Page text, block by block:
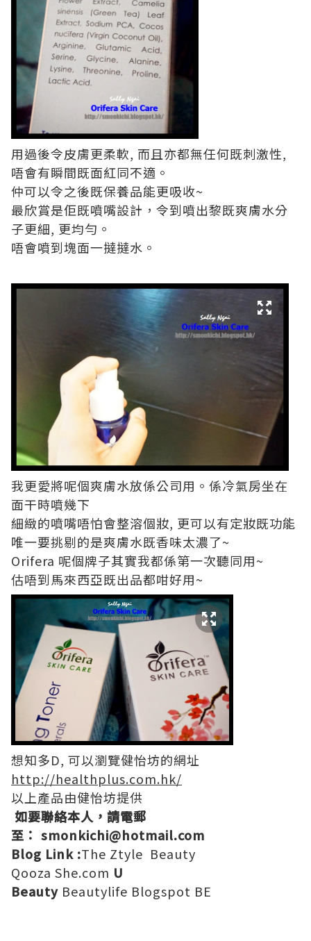
用過後令皮膚更柔軟, 而且亦都無任何既刺激性,
唔會有瞬間既面紅同不適。
仲可以令之後既保養品能更吸收~
最欣賞是佢既噴嘴設計，令到噴出黎既爽膚水分
子更細, 更均勻。
唔會噴到塊面一撻撻水。
我更愛將呢個爽膚水放係公司用。係冷氣房坐在
面干時噴幾下
細緻的噴嘴唔怕會整溶個妝, 更可以有定妝既功能
唯一要挑剔的是爽膚水既香味太濃了~
Orifera 呢個牌子其實我都係第一次聽同用~
估唔到馬來西亞既出品都咁好用~
想知多D, 可以瀏覽健怡坊的網址
http://healthplus.com.hk/
以上產品由健怡坊提供
如要聯絡本人，請電郵
至： smonkichi@hotmail.com
Blog Link :The Ztyle Beauty
Qooza She.com U
Beauty Beautylife Blogspot BE